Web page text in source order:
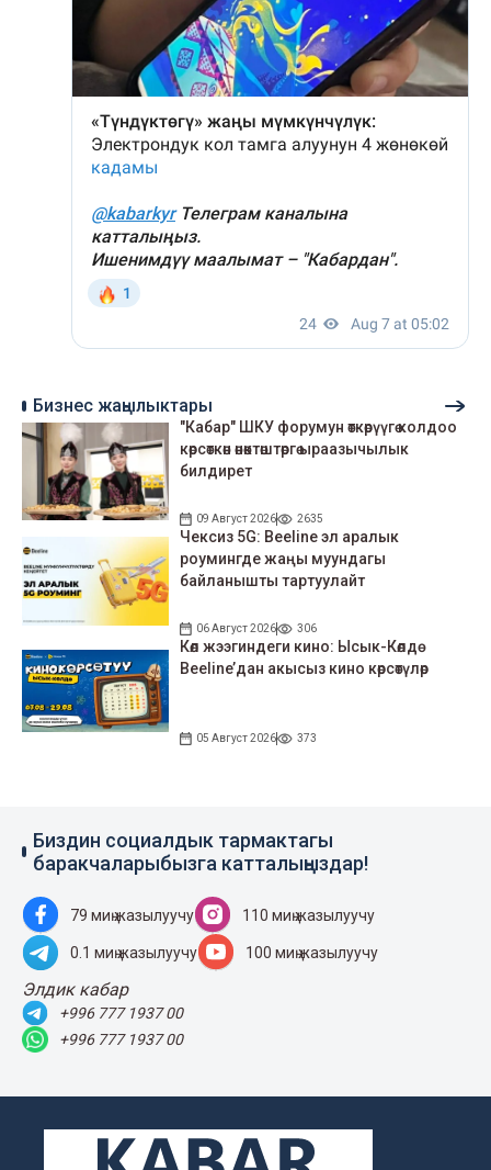
Бизнес жаңылыктары
"Кабар" ШКУ форумун өткөрүүгө колдоо
көрсөткөн өнөктөштөргө ыраазычылык
билдирет
09 Август 2026 2635
Чексиз 5G: Beeline эл аралык
роумингде жаңы муундагы
байланышты тартуулайт
06 Август 2026 306
Көл жээгиндеги кино: Ысык-Көлдө
Beeline’дан акысыз кино көрсөтүлөр
05 Август 2026 373
Биздин социалдык тармактагы
баракчаларыбызга катталыңыздар!
79 миң жазылуучу 110 миң жазылуучу
0.1 миң жазылуучу 100 миң жазылуучу
Элдик кабар
+996 777 1937 00
+996 777 1937 00